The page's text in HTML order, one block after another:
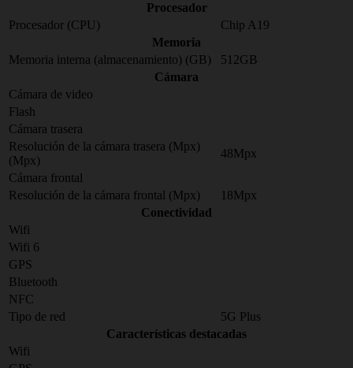
Procesador
Procesador (CPU)
Chip A19
Memoria
Memoria interna (almacenamiento) (GB)
512GB
Cámara
Cámara de video
Flash
Cámara trasera
Resolución de la cámara trasera (Mpx)
(Mpx)
48Mpx
Cámara frontal
Resolución de la cámara frontal (Mpx)
18Mpx
Conectividad
Wifi
Wifi 6
GPS
Bluetooth
NFC
Tipo de red
5G Plus
Características destacadas
Wifi